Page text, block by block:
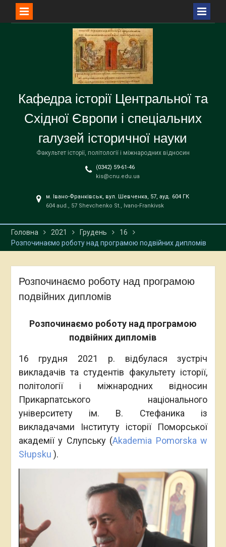
Кафедра історії Центральної та
Східної Європи і спеціальних
галузей історичної науки
Факультет історії, політології і міжнародних відносин
(0342) 59-61-46
kis@cnu.edu.ua
м. Івано-Франківськ, вул. Шевченка, 57, ауд. 604 ГК
604 aud., 57 Shevchenko St., Ivano-Frankivsk
Головна 2021 Грудень
16
Розпочинаємо роботу над програмою подвійних дипломів
Розпочинаємо роботу над програмою
подвійних дипломів
Розпочинаємо роботу над програмою
подвійних дипломів
16 грудня 2021 р. відбулася зустріч
викладачів та студентів факультету історії,
політології і міжнародних відносин
Прикарпатського національного
університету ім. В. Стефаника із
викладачами Інституту історії Поморської
академії у Слупську (Akademia Pomorska w
Słupsku ).